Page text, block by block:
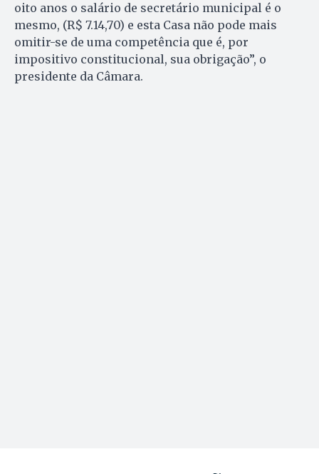
oito anos o salário de secretário municipal é o
mesmo, (R$ 7.14,70) e esta Casa não pode mais
omitir-se de uma competência que é, por
impositivo constitucional, sua obrigação”, o
presidente da Câmara.